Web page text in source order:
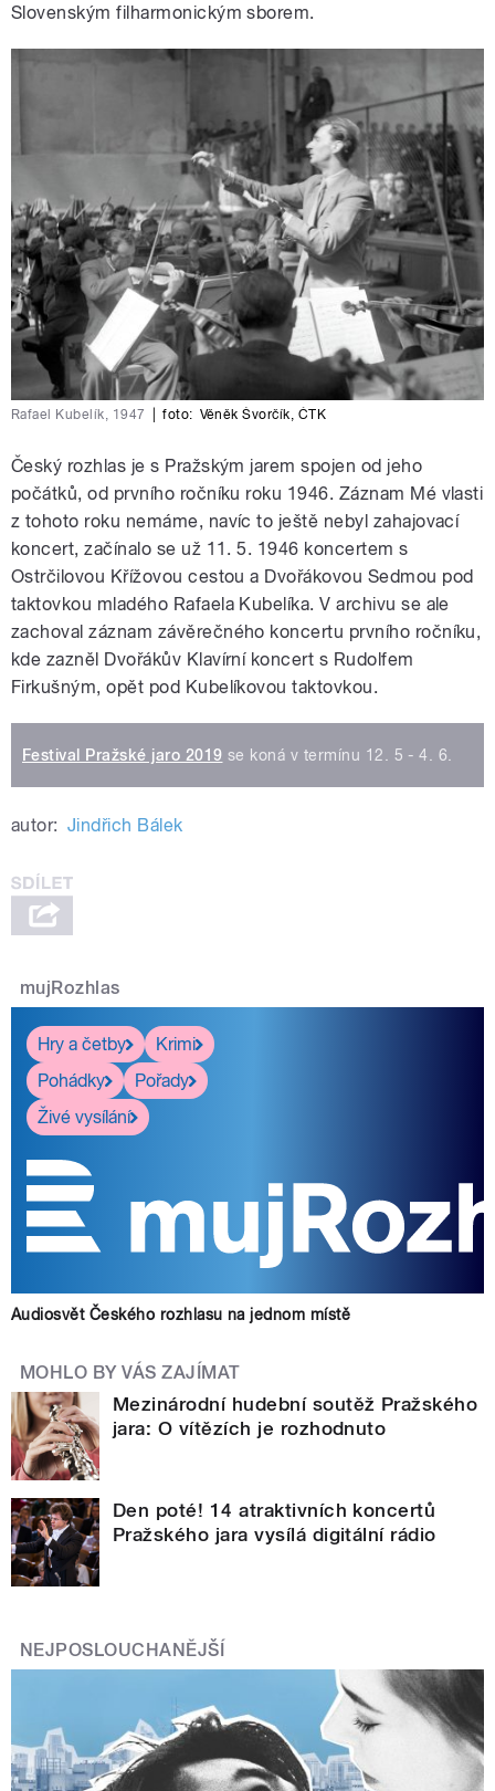
Slovenským filharmonickým sborem.
Rafael Kubelík, 1947 foto: Věněk Švorčík, ČTK
Český rozhlas je s Pražským jarem spojen od jeho
počátků, od prvního ročníku roku 1946. Záznam Mé vlasti
z tohoto roku nemáme, navíc to ještě nebyl zahajovací
koncert, začínalo se už 11. 5. 1946 koncertem s
Ostrčilovou Křížovou cestou a Dvořákovou Sedmou pod
taktovkou mladého Rafaela Kubelíka. V archivu se ale
zachoval záznam závěrečného koncertu prvního ročníku,
kde zazněl Dvořákův Klavírní koncert s Rudolfem
Firkušným, opět pod Kubelíkovou taktovkou.
Festival Pražské jaro 2019 se koná v termínu 12. 5 - 4. 6.
autor: Jindřich Bálek
mujRozhlas
Hry a četby
Krimi
Pohádky
Pořady
Živé vysílání
Audiosvět Českého rozhlasu na jednom místě
MOHLO BY VÁS ZAJÍMAT
Mezinárodní hudební soutěž Pražského
jara: O vítězích je rozhodnuto
Den poté! 14 atraktivních koncertů
Pražského jara vysílá digitální rádio
NEJPOSLOUCHANĚJŠÍ